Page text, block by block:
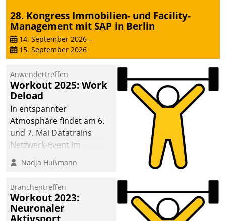
28. Kongress Immobilien- und Facility-
Management mit SAP in Berlin
14. September 2026 –
15. September 2026
Anwendertreffen
Workout 2025: Work
Deload
In entspannter
Atmosphäre findet am 6.
und 7. Mai Datatrains
Netzwerk-Event im
Kunden- und Partnerkreis
statt. Zentrale Frage: Wie
Mammutprojekte
meistern und Workloads
wuppen – bei zunehmend
Nadja Hußmann
Branchentreffen
Workout 2023:
Neuronaler